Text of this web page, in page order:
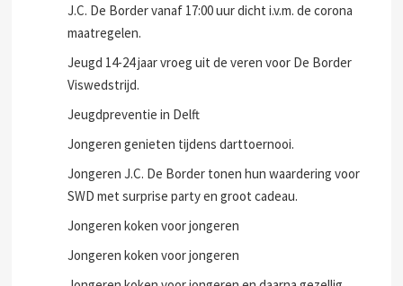
J.C. De Border vanaf 17:00 uur dicht i.v.m. de corona
maatregelen.
Jeugd 14-24 jaar vroeg uit de veren voor De Border
Viswedstrijd.
Jeugdpreventie in Delft
Jongeren genieten tijdens darttoernooi.
Jongeren J.C. De Border tonen hun waardering voor
SWD met surprise party en groot cadeau.
Jongeren koken voor jongeren
Jongeren koken voor jongeren